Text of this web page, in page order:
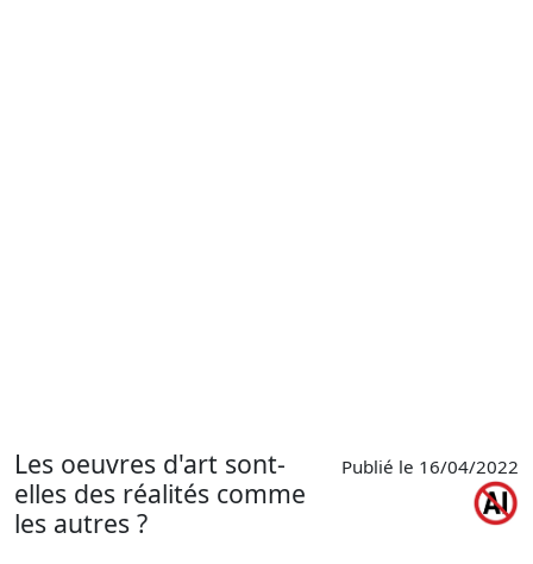
Les oeuvres d'art sont-
elles des réalités comme
les autres ?
Publié le 16/04/2022